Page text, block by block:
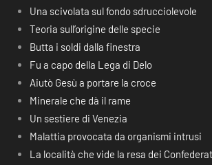
Una scivolata sul fondo sdrucciolevole
Teoria sull’origine delle specie
Butta i soldi dalla finestra
Fu a capo della Lega di Delo
Aiutò Gesù a portare la croce
Minerale che dà il rame
Un sestiere di Venezia
Malattia provocata da organismi intrusi
La località che vide la resa dei